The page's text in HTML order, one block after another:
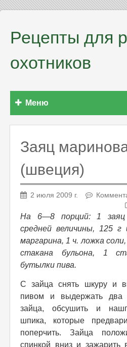
Рецепты для
охотников
Меню
Заяц
(швеция)
2 июля 2009 г.
На 6—8 порций: 1 заяц
средней величины, 125
маргарина, 1 ч. ложка
стакана бульона, 1
бутылки пива.
С зайца снять шкуру и
пивом и выдержать два
зайца, обсушить и
шпика, которые
поперчить. Зайца
спинкой вниз и зажарить